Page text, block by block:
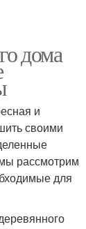
дома
и
своими
рассмотрим
для